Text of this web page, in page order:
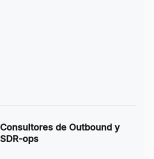
Consultores de Outbound y
SDR-ops